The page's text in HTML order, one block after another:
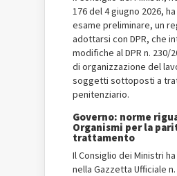
176 del 4 giugno 2026,
esame preliminare, un
adottarsi con DPR, che
modifiche al DPR n. 230/
di organizzazione del
soggetti sottoposti a
penitenziario.
Governo: norme
Organismi per la
trattamento
Il Consiglio dei Ministri
nella Gazzetta Ufficiale